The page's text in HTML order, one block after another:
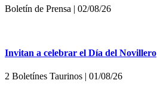
Boletí­n de Prensa | 02/08/26
Invitan a celebrar el Día del Novillero
2 Boletínes Taurinos | 01/08/26